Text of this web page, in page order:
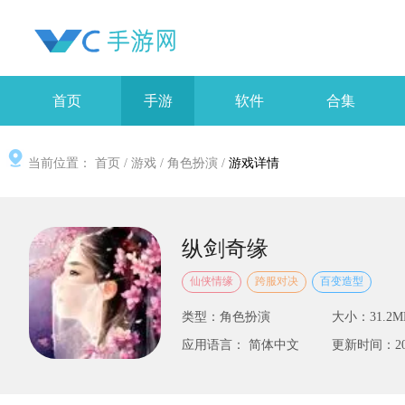
首页 手游 软件 合集
当前位置： 首页 / 游戏 / 角色扮演 / 游戏详情
纵剑奇缘
仙侠情缘 跨服对决 百变造型
类型：角色扮演 大小：
应用语言： 简体中文 更新时间：